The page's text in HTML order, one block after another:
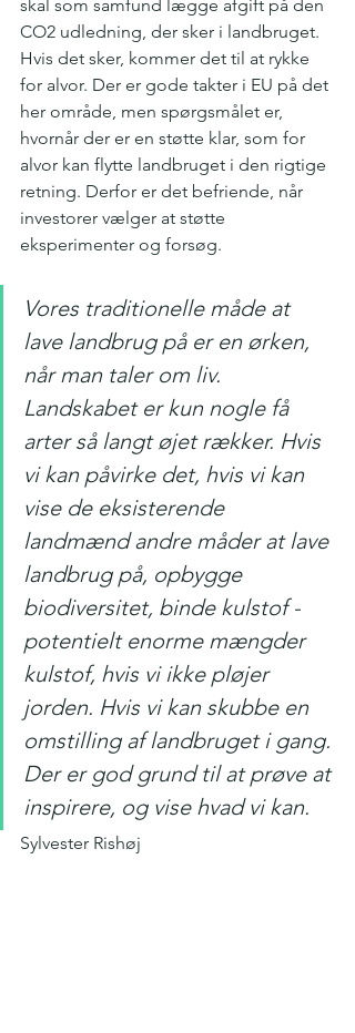
skal som samfund lægge afgift på den
CO2 udledning, der sker i landbruget.
Hvis det sker, kommer det til at rykke
for alvor. Der er gode takter i EU på det
her område, men spørgsmålet er,
hvornår der er en støtte klar, som for
alvor kan flytte landbruget i den rigtige
retning. Derfor er det befriende, når
investorer vælger at støtte
eksperimenter og forsøg.
Vores traditionelle måde at
lave landbrug på er en ørken,
når man taler om liv.
Landskabet er kun nogle få
arter så langt øjet rækker. Hvis
vi kan påvirke det, hvis vi kan
vise de eksisterende
landmænd andre måder at lave
landbrug på, opbygge
biodiversitet, binde kulstof -
potentielt enorme mængder
kulstof, hvis vi ikke pløjer
jorden. Hvis vi kan skubbe en
omstilling af landbruget i gang.
Der er god grund til at prøve at
inspirere, og vise hvad vi kan.
Sylvester Rishøj